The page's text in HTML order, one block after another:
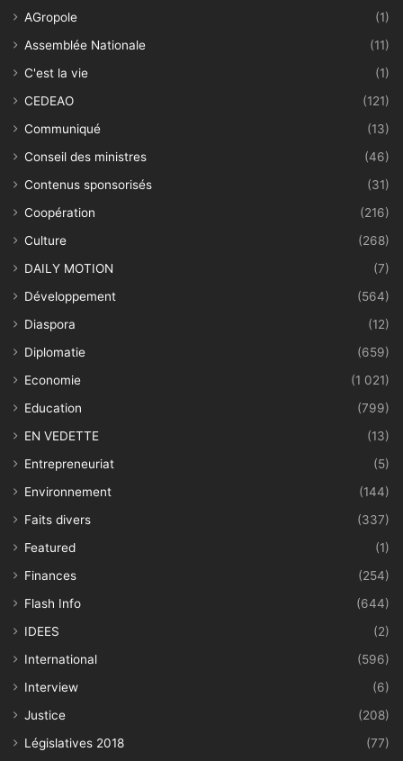
AGropole
(1)
Assemblée Nationale
(11)
C'est la vie
(1)
CEDEAO
(121)
Communiqué
(13)
Conseil des ministres
(46)
Contenus sponsorisés
(31)
Coopération
(216)
Culture
(268)
DAILY MOTION
(7)
Développement
(564)
Diaspora
(12)
Diplomatie
(659)
Economie
(1 021)
Education
(799)
EN VEDETTE
(13)
Entrepreneuriat
(5)
Environnement
(144)
Faits divers
(337)
Featured
(1)
Finances
(254)
Flash Info
(644)
IDEES
(2)
International
(596)
Interview
(6)
Justice
(208)
Législatives 2018
(77)